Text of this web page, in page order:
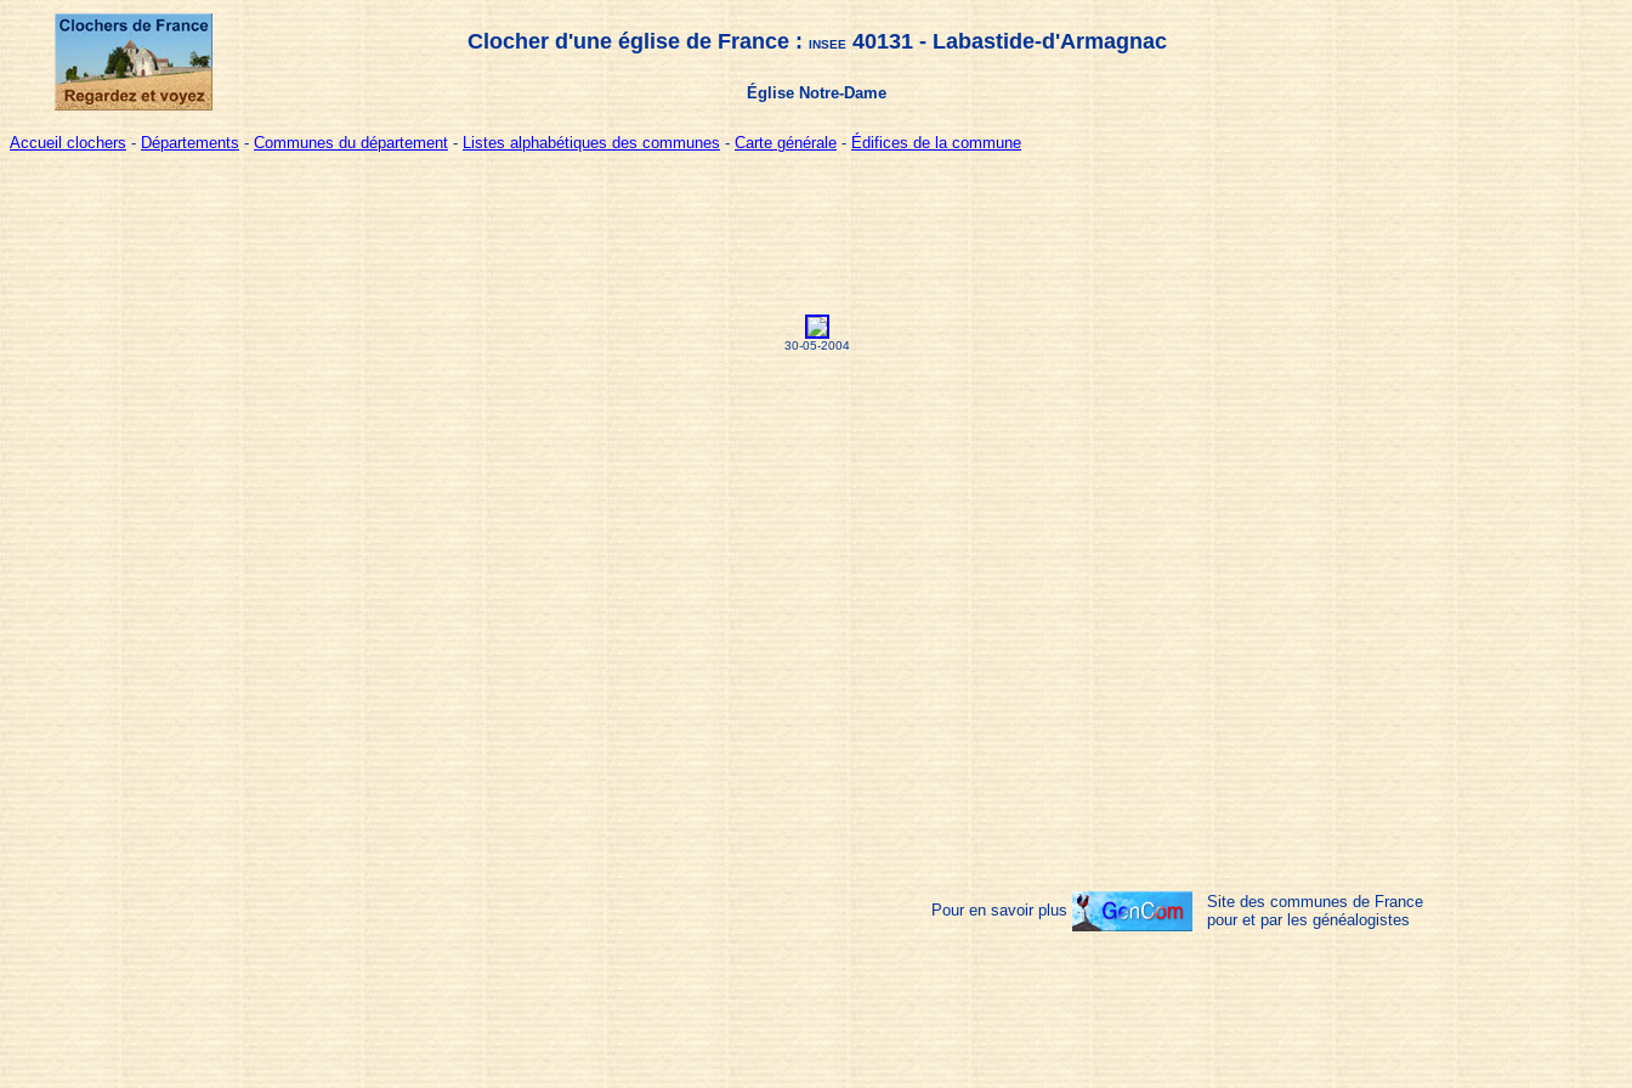
Clocher d'une église de France : INSEE40131 - Labastide-d'Armagnac
Église Notre-Dame
Accueil clochers - Départements - Communes du département - Listes alphabétiques des communes - Carte générale - Édifices de la commune
30-05-2004
Pour en savoir plus
Site des communes de France
pour et par les généalogistes